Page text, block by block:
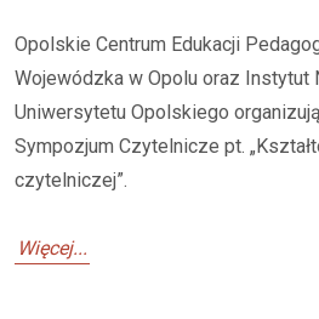
Opolskie Centrum Edukacji
Wojewódzka w Opolu oraz Instytut
Uniwersytetu Opolskiego
Sympozjum Czytelnicze pt.
czytelniczej”.
Więcej...